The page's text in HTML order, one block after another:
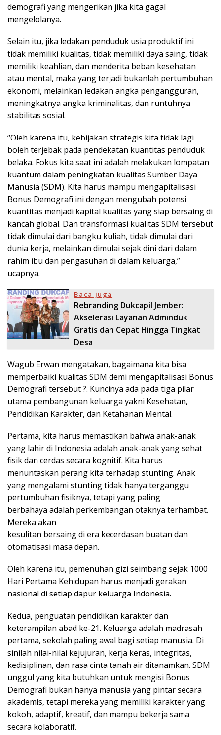
demografi yang mengerikan jika kita gagal
mengelolanya.
Selain itu, jika ledakan penduduk usia produktif ini
tidak memiliki kualitas, tidak memiliki daya saing, tidak
memiliki keahlian, dan menderita beban kesehatan
atau mental, maka yang terjadi bukanlah pertumbuhan
ekonomi, melainkan ledakan angka pengangguran,
meningkatnya angka kriminalitas, dan runtuhnya
stabilitas sosial.
“Oleh karena itu, kebijakan strategis kita tidak lagi
boleh terjebak pada pendekatan kuantitas penduduk
belaka. Fokus kita saat ini adalah melakukan lompatan
kuantum dalam peningkatan kualitas Sumber Daya
Manusia (SDM). Kita harus mampu mengapitalisasi
Bonus Demografi ini dengan mengubah potensi
kuantitas menjadi kapital kualitas yang siap bersaing di
kancah global. Dan transformasi kualitas SDM tersebut
tidak dimulai dari bangku kuliah, tidak dimulai dari
dunia kerja, melainkan dimulai sejak dini dari dalam
rahim ibu dan pengasuhan di dalam keluarga,”
ucapnya.
Baca juga
Rebranding Dukcapil Jember:
Akselerasi Layanan Adminduk
Gratis dan Cepat Hingga Tingkat
Desa
Wagub Erwan mengatakan, bagaimana kita bisa
memperbaiki kualitas SDM demi mengapitalisasi Bonus
Demografi tersebut ?. Kuncinya ada pada tiga pilar
utama pembangunan keluarga yakni Kesehatan,
Pendidikan Karakter, dan Ketahanan Mental.
Pertama, kita harus memastikan bahwa anak-anak
yang lahir di Indonesia adalah anak-anak yang sehat
fisik dan cerdas secara kognitif. Kita harus
menuntaskan perang kita terhadap stunting. Anak
yang mengalami stunting tidak hanya terganggu
pertumbuhan fisiknya, tetapi yang paling
berbahaya adalah perkembangan otaknya terhambat.
Mereka akan
kesulitan bersaing di era kecerdasan buatan dan
otomatisasi masa depan.
Oleh karena itu, pemenuhan gizi seimbang sejak 1000
Hari Pertama Kehidupan harus menjadi gerakan
nasional di setiap dapur keluarga Indonesia.
Kedua, penguatan pendidikan karakter dan
keterampilan abad ke-21. Keluarga adalah madrasah
pertama, sekolah paling awal bagi setiap manusia. Di
sinilah nilai-nilai kejujuran, kerja keras, integritas,
kedisiplinan, dan rasa cinta tanah air ditanamkan. SDM
unggul yang kita butuhkan untuk mengisi Bonus
Demografi bukan hanya manusia yang pintar secara
akademis, tetapi mereka yang memiliki karakter yang
kokoh, adaptif, kreatif, dan mampu bekerja sama
secara kolaboratif.